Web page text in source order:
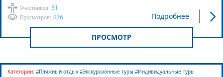
Участников: 31
Просмотров: 436 Подробнее
ПРОСМОТР
Категории: #Пляжный отдых #Экскурсионные туры #Индивидуальные туры